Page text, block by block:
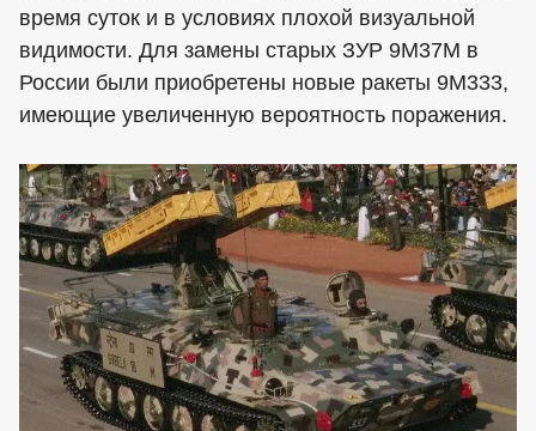
время суток и в условиях плохой визуальной
видимости. Для замены старых ЗУР 9М37М в
России были приобретены новые ракеты 9М333,
имеющие увеличенную вероятность поражения.